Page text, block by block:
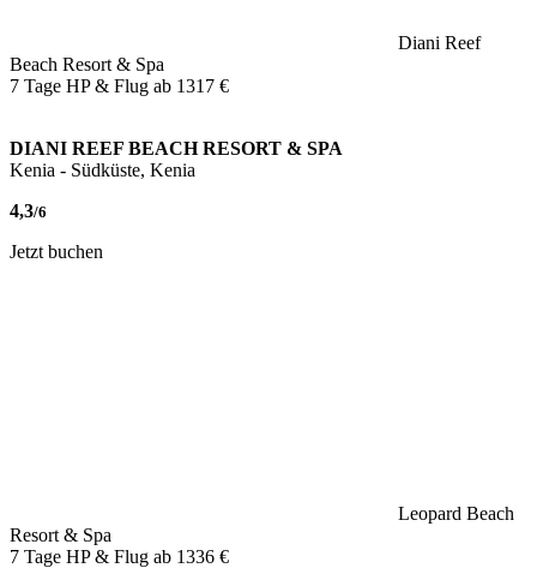
Diani Reef
Beach Resort & Spa
7 Tage HP & Flug ab 1317 €
DIANI REEF BEACH RESORT & SPA
Kenia - Südküste, Kenia
4,3/6
Jetzt buchen
Leopard Beach
Resort & Spa
7 Tage HP & Flug ab 1336 €